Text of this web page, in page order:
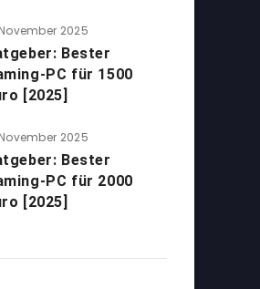
2025
Bester
PC für 1500
[2025]
2025
Bester
PC für 2000
[2025]